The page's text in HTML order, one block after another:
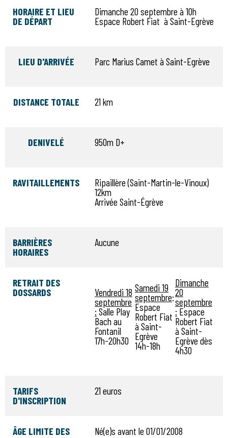
HORAIRE ET LIEU
DE DÉPART
Dimanche 20 septembre à 10h
Espace Robert Fiat à Saint-Egrève
LIEU D'ARRIVÉE Parc Marius Camet à Saint-Egrève
DISTANCE TOTALE 21 km
DENIVELÉ 950m D+
RAVITAILLEMENTS Ripaillère (Saint-Martin-le-Vinoux)
12km
Arrivée Saint-Égrève
BARRIÈRES
HORAIRES
Aucune
RETRAIT DES
DOSSARDS Vendredi 18
septembre
: Salle Play
Bach au
Fontanil
17h-20h30
Samedi 19
septembre:
Espace
Robert Fiat
à Saint-
Egrève
14h-18h
Dimanche
20
septembre
: Espace
Robert Fiat
à Saint-
Egrève dès
4h30
TARIFS
D'INSCRIPTION
21 euros
ÂGE LIMITE DES Né(e)s avant le 01/01/2008